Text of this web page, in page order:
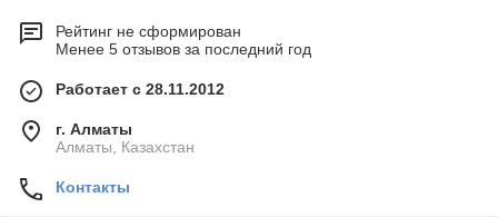
Рейтинг не сформирован
Менее 5 отзывов за последний год
Работает с 28.11.2012
г. Алматы
Алматы, Казахстан
Контакты